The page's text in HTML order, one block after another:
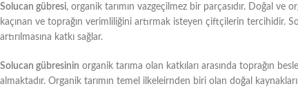
Solucan gübresi, organik tarımın vazgeçilmez bir parçasıdır. Doğal
kaçınan ve toprağın verimliliğini artırmak isteyen çiftçilerin tercihidir.
artırılmasına katkı sağlar.
Solucan gübresinin organik tarıma olan katkıları arasında toprağın
almaktadır. Organik tarımın temel ilkeleirnden biri olan doğal